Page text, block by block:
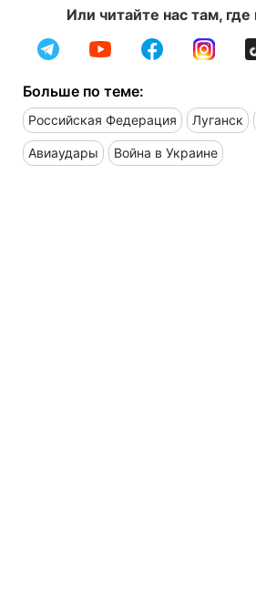
Или читайте нас там,
Больше по теме:
Российская Федерация Луганск
Авиаудары Война в Украине